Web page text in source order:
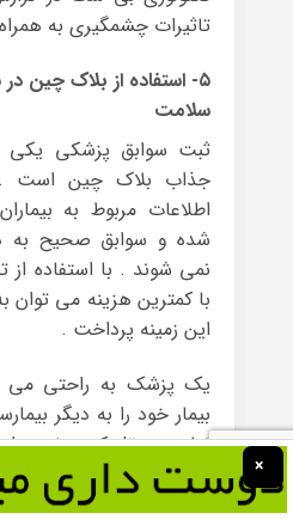
تاثیرات چشمگیری به
۵- استفاده از بلاک چین
سلامت
ثبت سوابق پزشکی یکی
جذاب بلاک چین است .
اطلاعات مربوط به
شده و سوابق صحیح
نمی شوند . با استفاده از
با کمترین هزینه می توان
این زمینه پرداخت .
یک پزشک به راحتی می
بیمار خود را به دیگر
نهادی منتقل کند . ضمن
امنیت حفظ اطلاعات و
می کند . پژوهش در علم
×